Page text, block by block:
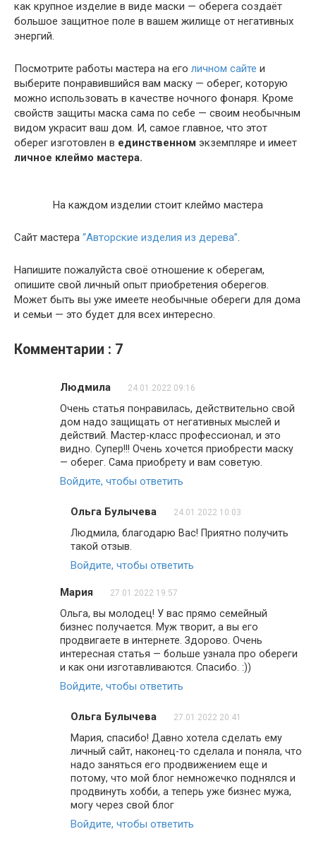
как крупное изделие в виде маски — оберега создаёт
большое защитное поле в вашем жилище от негативных
энергий.
Посмотрите работы мастера на его личном сайте и
выберите понравившийся вам маску — оберег, которую
можно использовать в качестве ночного фонаря. Кроме
свойств защиты маска сама по себе — своим необычным
видом украсит ваш дом. И, самое главное, что этот
оберег изготовлен в единственном экземпляре и имеет
личное клеймо мастера.
На каждом изделии стоит клеймо мастера
Сайт мастера “Авторские изделия из дерева”.
Напишите пожалуйста своё отношение к оберегам,
опишите свой личный опыт приобретения оберегов.
Может быть вы уже имеете необычные обереги для дома
и семьи — это будет для всех интересно.
Комментарии : 7
Людмила 24.01.2022 09:16
Очень статья понравилась, действительно свой
дом надо защищать от негативных мыслей и
действий. Мастер-класс профессионал, и это
видно. Супер!!! Очень хочется приобрести маску
— оберег. Сама приобрету и вам советую.
Войдите, чтобы ответить
Ольга Булычева 24.01.2022 10:03
Людмила, благодарю Вас! Приятно получить
такой отзыв.
Войдите, чтобы ответить
Мария 27.01.2022 19:57
Ольга, вы молодец! У вас прямо семейный
бизнес получается. Муж творит, а вы его
продвигаете в интернете. Здорово. Очень
интересная статья — больше узнала про обереги
и как они изготавливаются. Спасибо. :))
Войдите, чтобы ответить
Ольга Булычева 27.01.2022 20:41
Мария, спасибо! Давно хотела сделать ему
личный сайт, наконец-то сделала и поняла, что
надо заняться его продвижением еще и
потому, что мой блог немножечко поднялся и
продвинуть хобби, а теперь уже бизнес мужа,
могу через свой блог
Войдите, чтобы ответить